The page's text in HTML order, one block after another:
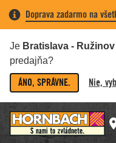
Doprava zadarmo na
Je Bratislava - Ružinov
predajňa?
ÁNO, SPRÁVNE. Nie,